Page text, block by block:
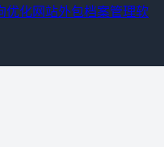
优化网站外包档案管理软